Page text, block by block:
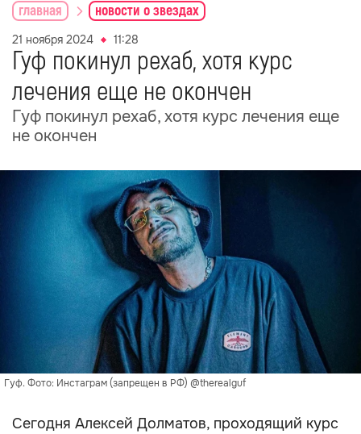
главная новости о звездах
21 ноября 2024 11:28
Гуф покинул рехаб, хотя курс
лечения еще не окончен
Гуф покинул рехаб, хотя курс лечения еще
не окончен
Гуф. Фото: Инстаграм (запрещен в РФ) @therealguf
Сегодня Алексей Долматов, проходящий курс